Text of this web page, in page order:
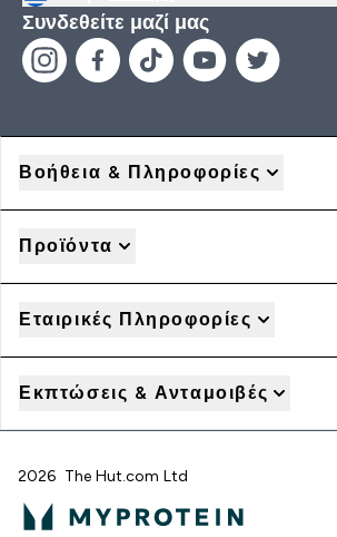
Συνδεθείτε μαζί μας
Βοήθεια & Πληροφορίες
Προϊόντα
Εταιρικές Πληροφορίες
Εκπτώσεις & Ανταμοιβές
2026 The Hut.com Ltd